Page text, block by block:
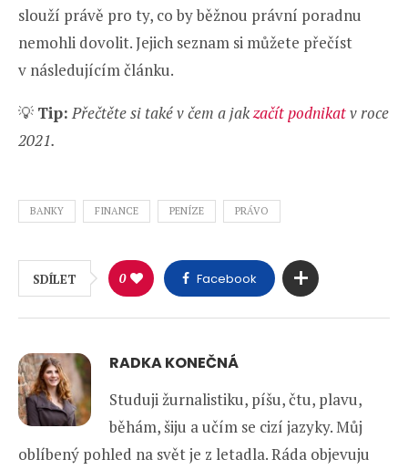
slouží právě pro ty, co by běžnou právní poradnu
nemohli dovolit. Jejich seznam si můžete přečíst
v následujícím článku.
💡 Tip: Přečtěte si také v čem a jakzačít podnikatv roce
2021.
BANKY FINANCE PENÍZE PRÁVO
SDÍLET 0 Facebook
RADKA KONEČNÁ
Studuji žurnalistiku, píšu, čtu, plavu,
běhám, šiju a učím se cizí jazyky. Můj
oblíbený pohled na svět je z letadla. Ráda objevuju